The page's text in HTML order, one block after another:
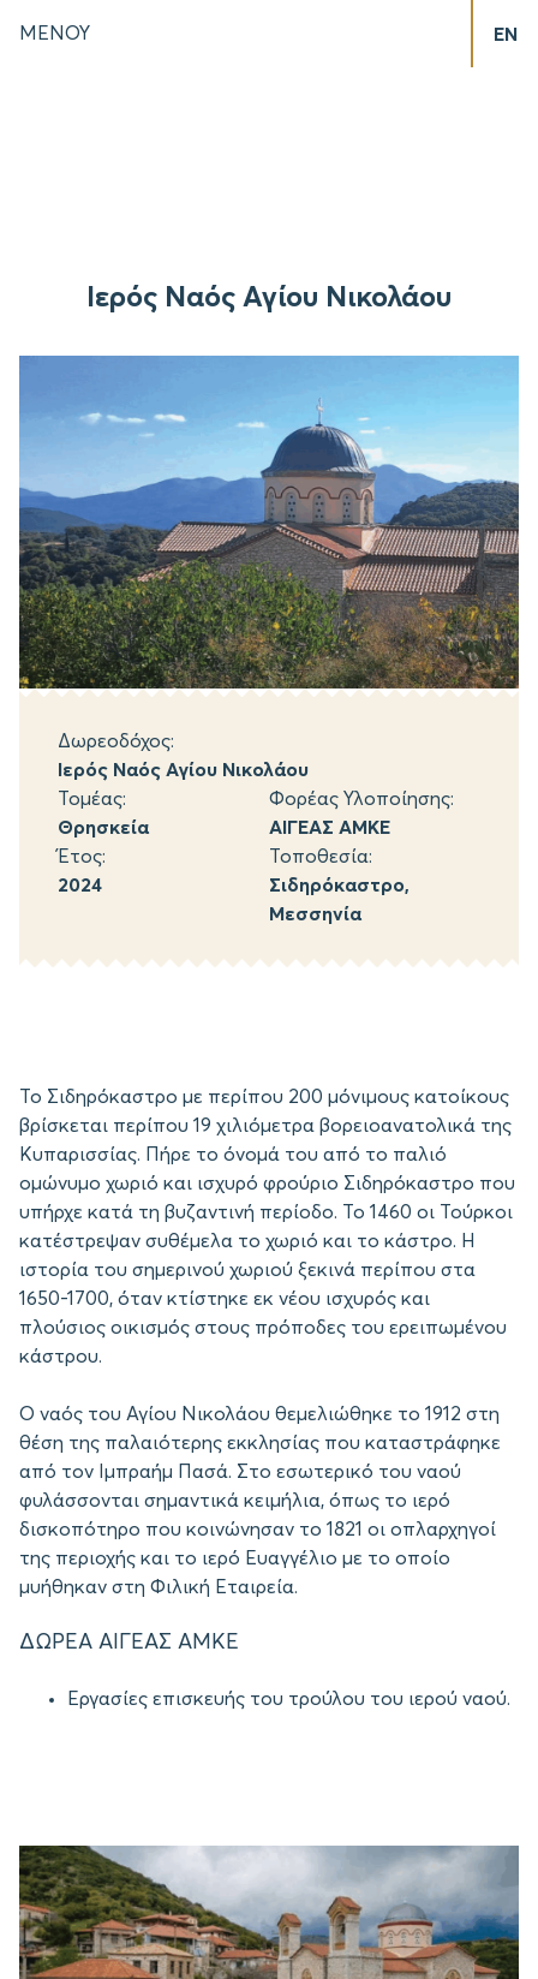
ΜΕΝΟΥ EN
Ιερός Ναός Αγίου Νικολάου
Δωρεοδόχος:
Ιερός Ναός Αγίου Νικολάου
Τομέας:
Θρησκεία
Φορέας Υλοποίησης:
ΑΙΓΕΑΣ ΑΜΚΕ
Έτος:
2024
Τοποθεσία:
Σιδηρόκαστρο,
Μεσσηνία
Το Σιδηρόκαστρο με περίπου 200 μόνιμους κατοίκους
βρίσκεται περίπου 19 χιλιόμετρα βορειοανατολικά της
Κυπαρισσίας. Πήρε το όνομά του από το παλιό
ομώνυμο χωριό και ισχυρό φρούριο Σιδηρόκαστρο που
υπήρχε κατά τη βυζαντινή περίοδο. Το 1460 οι Τούρκοι
κατέστρεψαν συθέμελα το χωριό και το κάστρο. Η
ιστορία του σημερινού χωριού ξεκινά περίπου στα
1650-1700, όταν κτίστηκε εκ νέου ισχυρός και
πλούσιος οικισμός στους πρόποδες του ερειπωμένου
κάστρου.
Ο ναός του Αγίου Νικολάου θεμελιώθηκε το 1912 στη
θέση της παλαιότερης εκκλησίας που καταστράφηκε
από τον Ιμπραήμ Πασά. Στο εσωτερικό του ναού
φυλάσσονται σημαντικά κειμήλια, όπως το ιερό
δισκοπότηρο που κοινώνησαν το 1821 οι οπλαρχηγοί
της περιοχής και το ιερό Ευαγγέλιο με το οποίο
μυήθηκαν στη Φιλική Εταιρεία.
ΔΩΡΕΑ ΑΙΓΕΑΣ ΑΜΚΕ
Εργασίες επισκευής του τρούλου του ιερού ναού.